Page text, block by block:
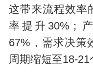
这带来流程效率
率提升30%；
67%，需求决策
周期缩短至18-21